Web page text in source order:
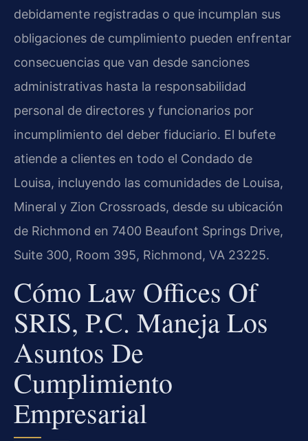
debidamente registradas o que incumplan sus
obligaciones de cumplimiento pueden enfrentar
consecuencias que van desde sanciones
administrativas hasta la responsabilidad
personal de directores y funcionarios por
incumplimiento del deber fiduciario. El bufete
atiende a clientes en todo el Condado de
Louisa, incluyendo las comunidades de Louisa,
Mineral y Zion Crossroads, desde su ubicación
de Richmond en 7400 Beaufont Springs Drive,
Suite 300, Room 395, Richmond, VA 23225.
Cómo Law Offices Of
SRIS, P.C. Maneja Los
Asuntos De
Cumplimiento
Empresarial